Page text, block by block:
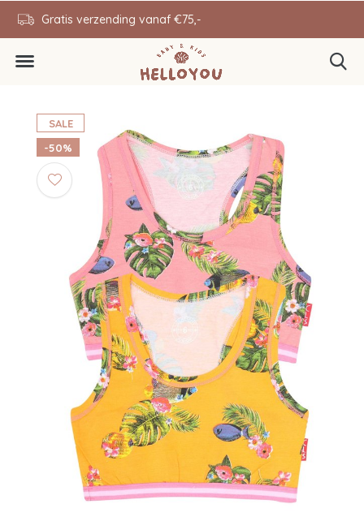
Gratis verzending vanaf €75,-
SALE
-50%